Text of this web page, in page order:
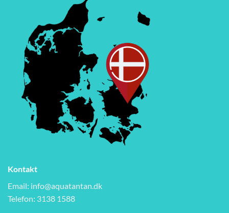
Kontakt
Email: info@aquatantan.dk
Telefon: 3138 1588